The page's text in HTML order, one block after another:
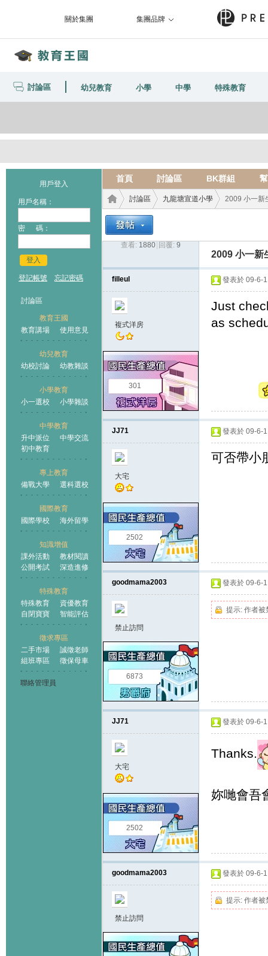
關於集團 集團品牌
討論區 幼兒教育 小學 中學 特殊教育
用戶登入
用戶名稱：
密 碼：
登入
登記帳號 忘記密碼
討論區
教育王國
教育講場
使用意見
幼兒教育
幼校討論
幼教雜談
小學教育
小一選校
小學雜談
中學教育
升中派位
中學交流
初中教育
專上教育
備戰大學
選科選校
國際教育
國際學校
海外留學
知識增值
課外活動
教材閱讀
公開考試
深造進修
特殊教育
特殊教育
資優教育
自閉寶寶
智能評估
徵求專區
二手市場
誠徵老師
組班專區
徵保母車
聯絡管理員
首頁 討論區 BK群組
王國
討論區
›
九龍塘宣道小學
›
2009 小一新
查看: 1880 回覆: 9
2009 小一新
filleul
複式洋房
301
發表於 09-6-
Just
as
JJ71
大宅
2502
發表於 09-6-
可否帶小
goodmama2003
禁止訪問
6873
發表於 09-6-
提示: 作者被
JJ71
大宅
2502
發表於 09-6-
Thanks.
妳哋會吾
goodmama2003
禁止訪問
發表於 09-6-
提示: 作者被